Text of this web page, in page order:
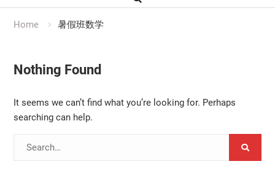
Home 暑假班数学
Nothing Found
It seems we can’t find what you’re looking for. Perhaps
searching can help.
Search